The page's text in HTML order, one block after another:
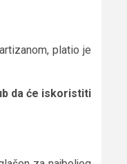
platio je
da će iskoristiti